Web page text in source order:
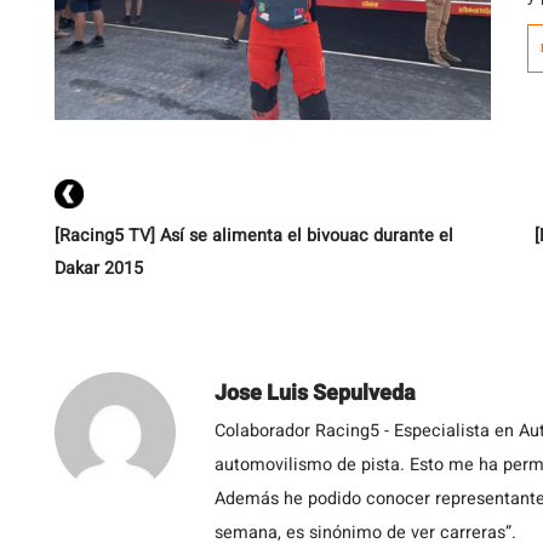
[Racing5 TV] Así se alimenta el bivouac durante el
Dakar 2015
Jose Luis Sepulveda
Colaborador Racing5 - Especialista en
automovilismo de pista. Esto me ha
Además he podido conocer
semana, es sinónimo de ver carreras”.